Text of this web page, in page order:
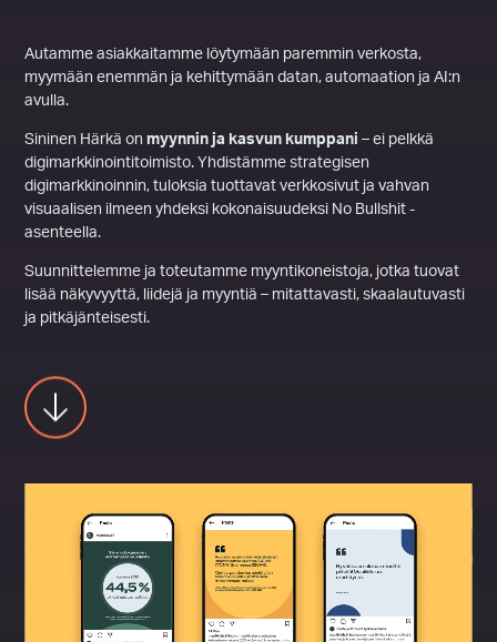
Autamme asiakkaitamme löytymään paremmin verkosta,
myymään enemmän ja kehittymään datan, automaation ja AI:n
avulla.
Sininen Härkä onmyynnin ja kasvun kumppani – ei pelkkä
digimarkkinointitoimisto. Yhdistämme strategisen
digimarkkinoinnin, tuloksia tuottavat verkkosivut ja vahvan
visuaalisen ilmeen yhdeksi kokonaisuudeksi No Bullshit -
asenteella.
Suunnittelemme ja toteutamme myyntikoneistoja, jotka tuovat
lisää näkyvyyttä, liidejä ja myyntiä – mitattavasti, skaalautuvasti
ja pitkäjänteisesti.